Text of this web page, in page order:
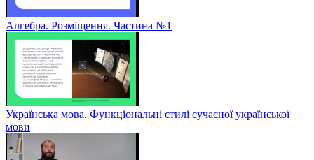
Алгебра. Розміщення. Частина №1
Українська мова. Функціональні стилі сучасної української
мови